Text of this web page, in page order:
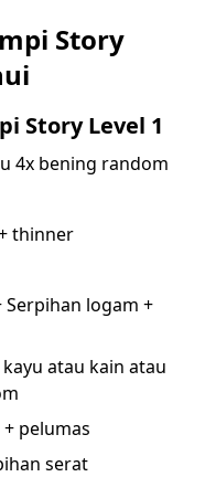
Story
Story Level 1
4x bening random
thinner
Serpihan logam +
atau kain atau
pelumas
serat